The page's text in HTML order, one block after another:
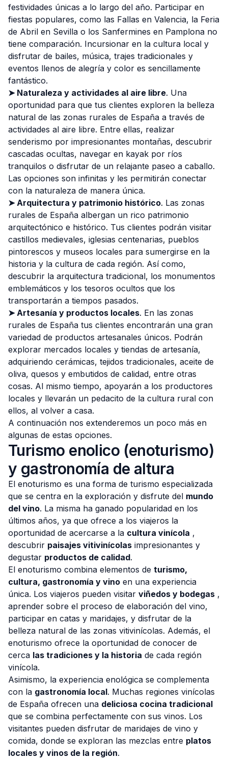
festividades únicas a lo largo del año. Participar en
fiestas populares, como las Fallas en Valencia, la Feria
de Abril en Sevilla o los Sanfermines en Pamplona no
tiene comparación. Incursionar en la cultura local y
disfrutar de bailes, música, trajes tradicionales y
eventos llenos de alegría y color es sencillamente
fantástico.
➤ Naturaleza y actividades al aire libre. Una
oportunidad para que tus clientes exploren la belleza
natural de las zonas rurales de España a través de
actividades al aire libre. Entre ellas, realizar
senderismo por impresionantes montañas, descubrir
cascadas ocultas, navegar en kayak por ríos
tranquilos o disfrutar de un relajante paseo a caballo.
Las opciones son infinitas y les permitirán conectar
con la naturaleza de manera única.
➤ Arquitectura y patrimonio histórico. Las zonas
rurales de España albergan un rico patrimonio
arquitectónico e histórico. Tus clientes podrán visitar
castillos medievales, iglesias centenarias, pueblos
pintorescos y museos locales para sumergirse en la
historia y la cultura de cada región. Así como,
descubrir la arquitectura tradicional, los monumentos
emblemáticos y los tesoros ocultos que los
transportarán a tiempos pasados.
➤ Artesanía y productos locales. En las zonas
rurales de España tus clientes encontrarán una gran
variedad de productos artesanales únicos. Podrán
explorar mercados locales y tiendas de artesanía,
adquiriendo cerámicas, tejidos tradicionales, aceite de
oliva, quesos y embutidos de calidad, entre otras
cosas. Al mismo tiempo, apoyarán a los productores
locales y llevarán un pedacito de la cultura rural con
ellos, al volver a casa.
A continuación nos extenderemos un poco más en
algunas de estas opciones.
Turismo enolico (enoturismo)
y gastronomía de altura
El enoturismo es una forma de turismo especializada
que se centra en la exploración y disfrute del mundo
del vino. La misma ha ganado popularidad en los
últimos años, ya que ofrece a los viajeros la
oportunidad de acercarse a la cultura vinícola ,
descubrir paisajes vitivinícolas impresionantes y
degustar productos de calidad.
El enoturismo combina elementos de turismo,
cultura, gastronomía y vino en una experiencia
única. Los viajeros pueden visitar viñedos y bodegas ,
aprender sobre el proceso de elaboración del vino,
participar en catas y maridajes, y disfrutar de la
belleza natural de las zonas vitivinícolas. Además, el
enoturismo ofrece la oportunidad de conocer de
cerca las tradiciones y la historia de cada región
vinícola.
Asimismo, la experiencia enológica se complementa
con la gastronomía local. Muchas regiones vinícolas
de España ofrecen una deliciosa cocina tradicional
que se combina perfectamente con sus vinos. Los
visitantes pueden disfrutar de maridajes de vino y
comida, donde se exploran las mezclas entre platos
locales y vinos de la región.